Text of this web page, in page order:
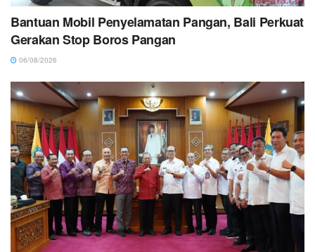
Bantuan Mobil Penyelamatan Pangan, Bali Perkuat
Gerakan Stop Boros Pangan
06/08/2026